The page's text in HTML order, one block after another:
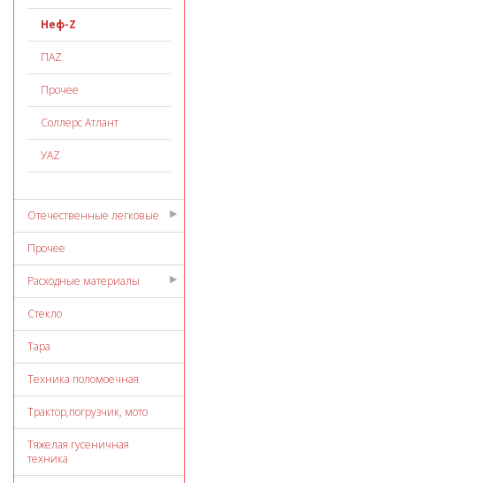
Неф-Z
ПАZ
Прочее
Соллерс Атлант
УАZ
Отечественные легковые
Прочее
Расходные материалы
Стекло
Тара
Техника поломоечная
Трактор,погрузчик, мото
Тяжелая гусеничная
техника